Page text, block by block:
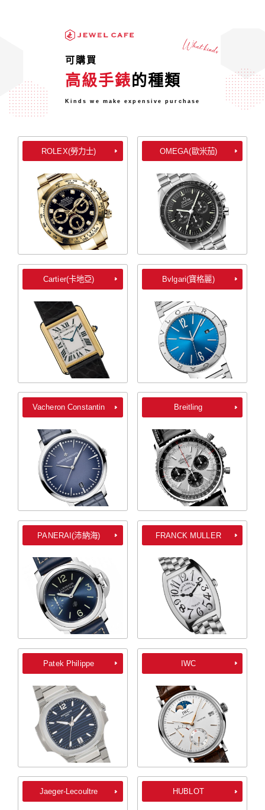
可購買
高級手錶的種類
Kinds we make expensive purchase
ROLEX(勞力士) OMEGA(歐米茄)
Cartier(卡地亞) Bvlgari(寶格麗)
Vacheron Constantin Breitling
PANERAI(沛納海) FRANCK MULLER
Patek Philippe IWC
Jaeger-Lecoultre HUBLOT